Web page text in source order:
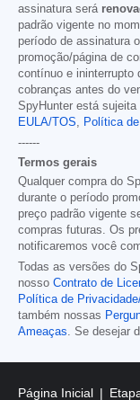
assinatura será
padrão vigente no
período de assinatura
promoção/página de
contínuo e ininterrupto
cobranças antes do
SpyHunter está
EULA/TOS, Política
------
Termos gerais
Qualquer compra do
durante o período
preço padrão vigente
compras futuras. Os
notificaremos você
Todas as versões do
nosso Contrato de
Política de
também nossas
Ameaças. Se desejar
Página Inicial